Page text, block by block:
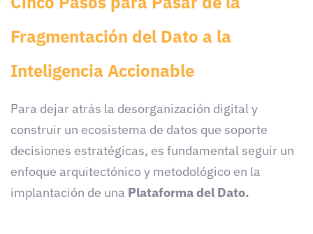
Fragmentación del Dato a la
Inteligencia Accionable
Para dejar atrás la desorganización digital y
construir un ecosistema de datos que soporte
decisiones estratégicas, es fundamental seguir un
enfoque arquitectónico y metodológico en la
implantación de una Plataforma del Dato.